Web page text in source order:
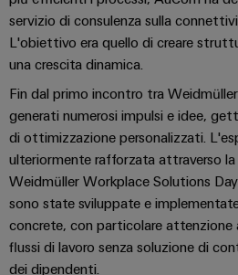
rispettosa
del
clima
nel
ferroviario
Infrastrutture
degli
edifici
Soluzioni
per
requisiti
dei
servizi
industriali
Power
Plant
Controller
Device
Manufacturer
da
fulmini
e
Combiner
box
per
il
fotovoltaico
Distributori
ALL
SERVICES
soluzioni
per
l’IIoT
e
l’automazione
servizio di consulenza sulla
L'obiettivo era quello di creare
una crescita dinamica.
Fin dal primo incontro tra
generati numerosi impulsi e idee,
di ottimizzazione personalizzati.
ulteriormente rafforzata attraverso
Weidmüller Workplace Solutions
sono state sviluppate e
concrete, con particolare attenzione
flussi di lavoro senza soluzione di
dei dipendenti.